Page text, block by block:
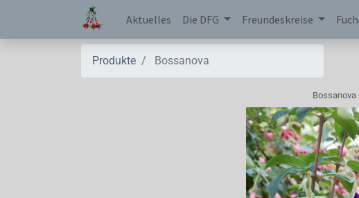
Aktuelles Die DFG Freundeskreise
Produkte Bossanova
Bossanova